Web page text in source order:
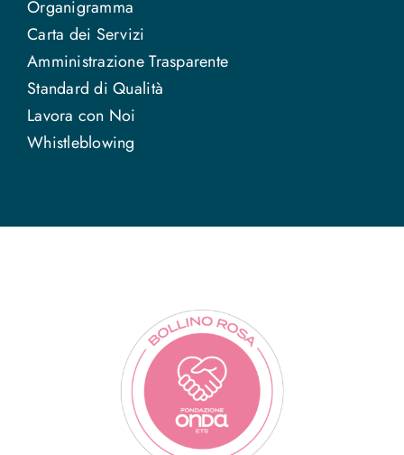
Organigramma
Carta dei Servizi
Amministrazione Trasparente
Standard di Qualità
Lavora con Noi
Whistleblowing